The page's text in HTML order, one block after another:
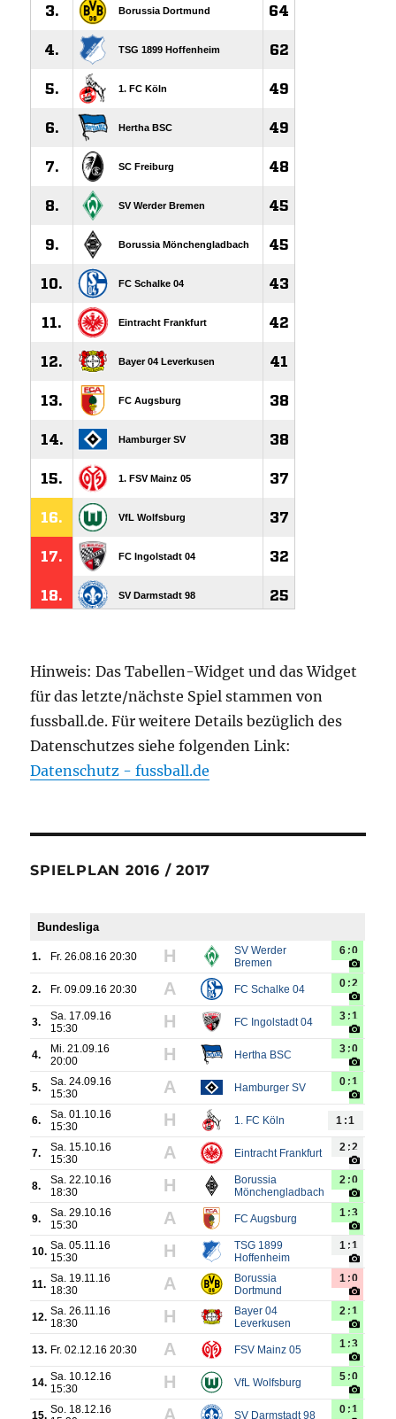
Hinweis: Das Tabellen-Widget und das Widget
für das letzte/nächste Spiel stammen von
fussball.de. Für weitere Details bezüglich des
Datenschutzes siehe folgenden Link:
Datenschutz - fussball.de
SPIELPLAN 2016 / 2017